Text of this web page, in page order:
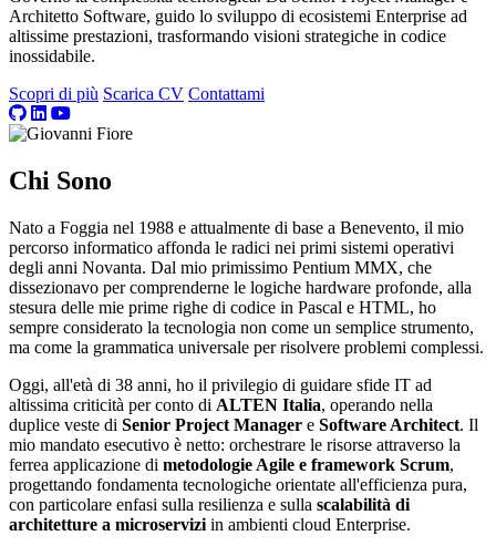
Architetto Software, guido lo sviluppo di ecosistemi Enterprise ad
altissime prestazioni, trasformando visioni strategiche in codice
inossidabile.
Scopri di più Scarica CV Contattami
Chi Sono
Nato a Foggia nel 1988 e attualmente di base a Benevento, il mio
percorso informatico affonda le radici nei primi sistemi operativi
degli anni Novanta. Dal mio primissimo Pentium MMX, che
dissezionavo per comprenderne le logiche hardware profonde, alla
stesura delle mie prime righe di codice in Pascal e HTML, ho
sempre considerato la tecnologia non come un semplice strumento,
ma come la grammatica universale per risolvere problemi complessi.
Oggi, all'età di 38 anni, ho il privilegio di guidare sfide IT ad
altissima criticità per conto di ALTEN Italia, operando nella
duplice veste di Senior Project Manager e Software Architect. Il
mio mandato esecutivo è netto: orchestrare le risorse attraverso la
ferrea applicazione di metodologie Agile e framework Scrum,
progettando fondamenta tecnologiche orientate all'efficienza pura,
con particolare enfasi sulla resilienza e sulla scalabilità di
architetture a microservizi in ambienti cloud Enterprise.